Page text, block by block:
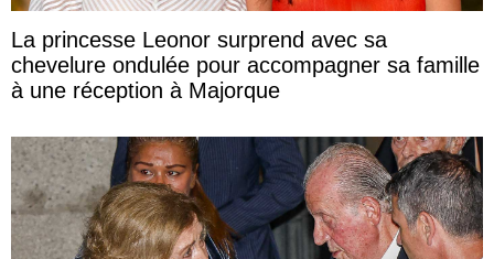
La princesse Leonor surprend avec sa
chevelure ondulée pour accompagner sa famille
à une réception à Majorque